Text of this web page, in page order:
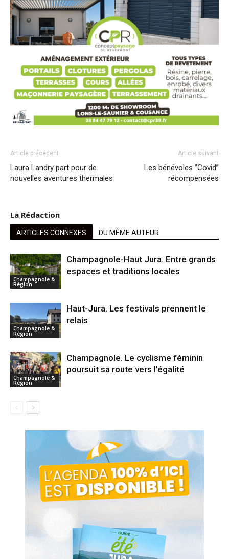
Article précédent
Laura Landry part pour de
nouvelles aventures thermales
Article suivant
Les bénévoles “Covid”
récompensées
La Rédaction
ARTICLES CONNEXES DU MÊME AUTEUR
Champagnole &
Région
Champagnole-Haut Jura. Entre grands
espaces et traditions locales
Champagnole &
Région
Haut-Jura. Les festivals prennent le
relais
Champagnole &
Région
Champagnole. Le cyclisme féminin
poursuit sa route vers l’égalité